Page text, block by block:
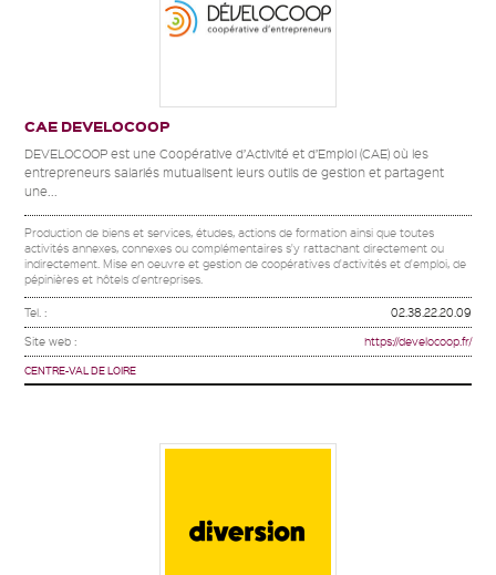
CAE DEVELOCOOP
DEVELOCOOP est une Coopérative d’Activité et d’Emploi (CAE) où les
entrepreneurs salariés mutualisent leurs outils de gestion et partagent
une...
Production de biens et services, études, actions de formation ainsi que toutes
activités annexes, connexes ou complémentaires s'y rattachant directement ou
indirectement. Mise en oeuvre et gestion de coopératives d'activités et d'emploi, de
pépinières et hôtels d'entreprises.
Tel. : 02.38.22.20.09
Site web : https://develocoop.fr/
CENTRE-VAL DE LOIRE